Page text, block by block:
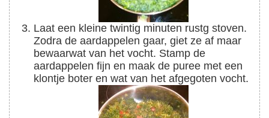
Laat een kleine twintig minuten rustg stoven.
Zodra de aardappelen gaar, giet ze af maar
bewaarwat van het vocht. Stamp de
aardappelen fijn en maak de puree met een
klontje boter en wat van het afgegoten vocht.